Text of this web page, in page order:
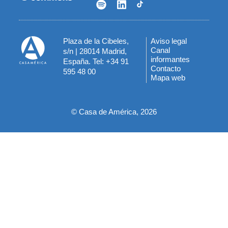
Plaza de la Cibeles,
s/n | 28014 Madrid,
España. Tel: +34 91
595 48 00
Menú
del
pie
Aviso legal
Canal
informantes
Contacto
Mapa web
© Casa de América, 2026